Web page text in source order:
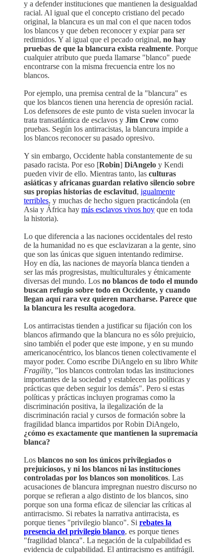
y a defender instituciones que mantienen la desigualdad
racial. Al igual que el concepto cristiano del pecado
original, la blancura es un mal con el que nacen todos
los blancos y que deben reconocer y expiar para ser
redimidos. Y al igual que el pecado original, no hay
pruebas de que la blancura exista realmente. Porque
cualquier atributo que pueda llamarse "blanco" puede
encontrarse con la misma frecuencia entre los no
blancos.
Por ejemplo, una premisa central de la "blancura" es
que los blancos tienen una herencia de opresión racial.
Los defensores de este punto de vista suelen invocar la
trata transatlántica de esclavos y Jim Crow como
pruebas. Según los antirracistas, la blancura impide a
los blancos reconocer su pasado opresivo.
Y sin embargo, Occidente habla constantemente de su
pasado racista. Por eso [Robin] DiAngelo y Kendi
pueden vivir de ello. Mientras tanto, las culturas
asiáticas y africanas guardan relativo silencio sobre
sus propias historias de esclavitud, igualmente
terribles, y muchas de hecho siguen practicándola (en
Asia y África hay más esclavos vivos hoy que en toda
la historia).
Lo que diferencia a las naciones occidentales del resto
de la humanidad no es que esclavizaran a la gente, sino
que son las únicas que siguen intentando redimirse.
Hoy en día, las naciones de mayoría blanca tienden a
ser las más progresistas, multiculturales y étnicamente
diversas del mundo. Los no blancos de todo el mundo
buscan refugio sobre todo en Occidente, y cuando
llegan aquí rara vez quieren marcharse. Parece que
la blancura les resulta acogedora.
Los antirracistas tienden a justificar su fijación con los
blancos afirmando que la blancura no es sólo prejuicio,
sino también el poder que este impone, y en su mundo
americanocéntrico, los blancos tienen colectivamente el
mayor poder. Como escribe DiAngelo en su libro White
Fragility, "los blancos controlan todas las instituciones
importantes de la sociedad y establecen las políticas y
prácticas que deben seguir los demás". Pero si estas
políticas y prácticas incluyen programas como la
discriminación positiva, la ilegalización de la
discriminación racial y cursos de formación sobre la
fragilidad blanca impartidos por Robin DiAngelo,
¿cómo es exactamente que mantienen la supremacía
blanca?
Los blancos no son los únicos privilegiados o
prejuiciosos, y ni los blancos ni las instituciones
controladas por los blancos son monolíticos. Las
acusaciones de blancura impregnan nuestro discurso no
porque se refieran a algo distinto de los blancos, sino
porque son una forma eficaz de silenciar las críticas al
antirracismo. Si rebates la narrativa antirracista, es
porque tienes "privilegio blanco". Si rebates la
presencia del privilegio blanco, es porque tienes
"fragilidad blanca". La negación de la culpabilidad es
evidencia de culpabilidad. El antirracismo es antifrágil.